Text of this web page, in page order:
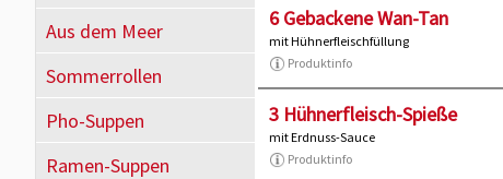
Aus dem Meer
Sommerrollen
Pho-Suppen
Ramen-Suppen
6 Gebackene Wan-Tan
mit Hühnerfleischfüllung
Produktinfo
3 Hühnerfleisch-Spieße
mit Erdnuss-Sauce
Produktinfo